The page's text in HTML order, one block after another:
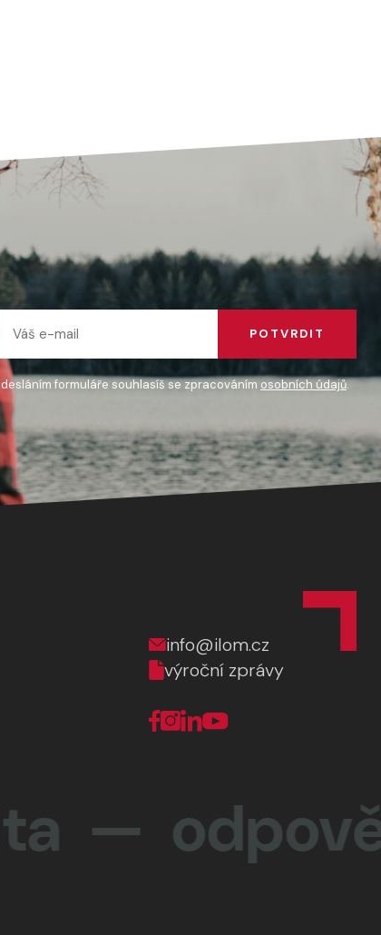
POTVRDIT
formuláře souhlasíš se zpracováním osobních údajů.
info@ilom.cz
výroční zprávy